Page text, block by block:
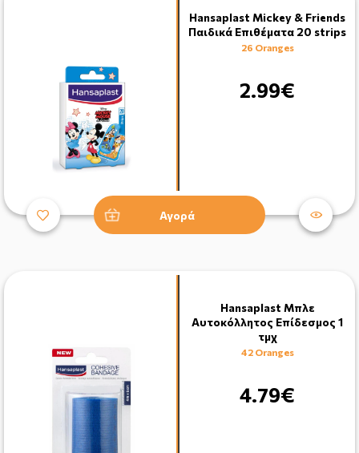
Hansaplast Mickey & Friends
Παιδικά Επιθέματα 20 strips
26 Oranges
2.99€
Αγορά
Hansaplast Μπλε
Αυτοκόλλητος Επίδεσμος 1
τμχ
42 Oranges
4.79€